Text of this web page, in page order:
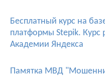
Бесплатный курс на
платформы Stepik. Курс
Академии Яндекса
Памятка МВД